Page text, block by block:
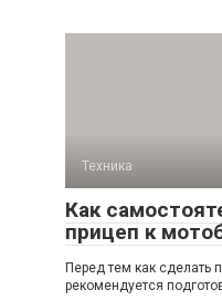
Техника
Как
прицеп к
Перед тем как сделать
рекомендуется